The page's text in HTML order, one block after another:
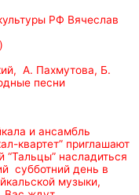
РФ Вячеслав
)
А. Пахмутова, Б.
песни
и ансамбль
квартет” приглашают
“Тальцы” насладиться
субботний день в
музыки,